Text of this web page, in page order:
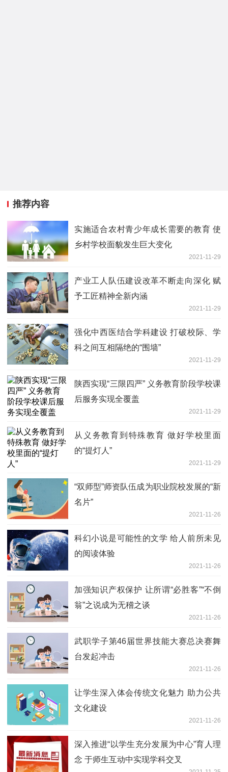
推荐内容
实施适合农村青少年成长需要的教育 使
乡村学校面貌发生巨大变化
2021-11-29
产业工人队伍建设改革不断走向深化 赋
予工匠精神全新内涵
2021-11-29
强化中西医结合学科建设 打破校际、学
科之间互相隔绝的“围墙”
2021-11-29
陕西实现“三限四严” 义务教育阶段学校课
后服务实现全覆盖
2021-11-29
从义务教育到特殊教育 做好学校里面
的“提灯人”
2021-11-29
“双师型”师资队伍成为职业院校发展的“新
名片”
2021-11-26
科幻小说是可能性的文学 给人前所未见
的阅读体验
2021-11-26
加强知识产权保护 让所谓“必胜客”“不倒
翁”之说成为无稽之谈
2021-11-26
武职学子第46届世界技能大赛总决赛舞
台发起冲击
2021-11-26
让学生深入体会传统文化魅力 助力公共
文化建设
2021-11-26
深入推进“以学生充分发展为中心”育人理
念 于师生互动中实现学科交叉